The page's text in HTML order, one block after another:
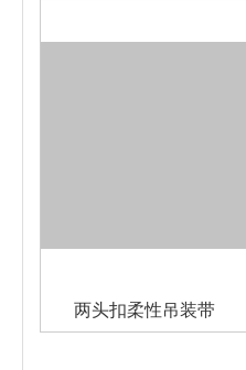
两头扣柔性吊装带